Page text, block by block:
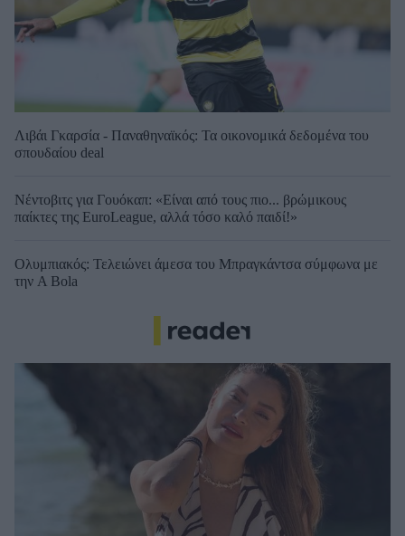
Λιβάι Γκαρσία - Παναθηναϊκός: Τα οικονομικά δεδομένα του
σπουδαίου deal
Νέντοβιτς για Γουόκαπ: «Είναι από τους πιο... βρώμικους
παίκτες της EuroLeague, αλλά τόσο καλό παιδί!»
Ολυμπιακός: Τελειώνει άμεσα του Μπραγκάντσα σύμφωνα με
την A Bola